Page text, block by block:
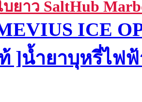
ยาว SaltHub
ICE
]น้ำยาบุหรี่ไฟฟ้